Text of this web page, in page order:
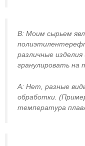
В: Моим сырьем
различные
гранулировать на
A: Нет, разные
обработки.
температура